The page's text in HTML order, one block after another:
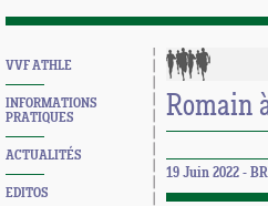
VVF ATHLE
INFORMATIONS
PRATIQUES
ACTUALITÉS
EDITOS
Romain
19 Juin 2022 -